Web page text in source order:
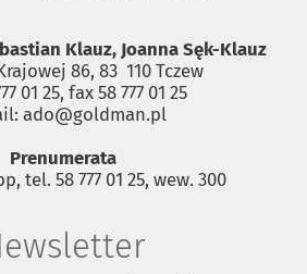
Klauz, Joanna Sęk-Klauz
86, 83 ­ 110 Tczew
01 25, fax 58 777 01 25
ado@goldman.pl
Prenumerata
tel. 58 777 01 25, wew. 300